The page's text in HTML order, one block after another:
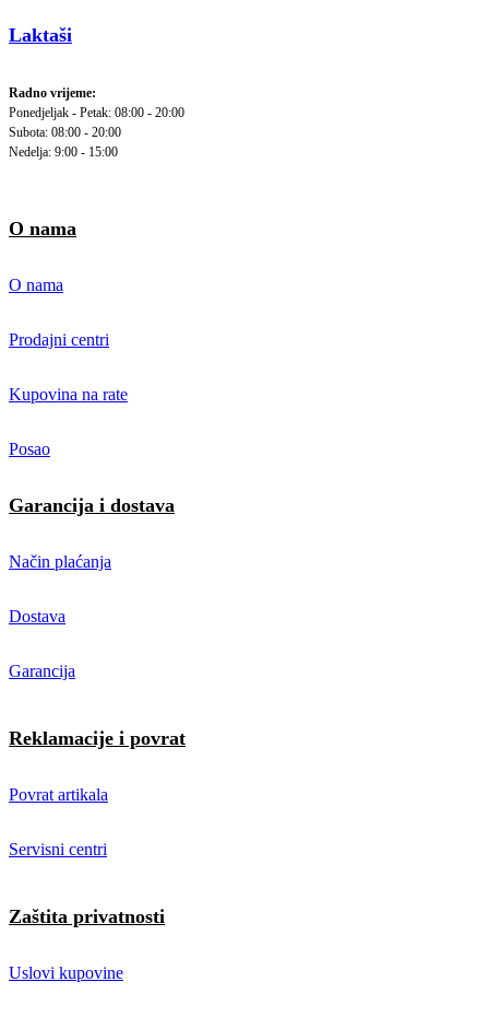
Laktaši
Radno vrijeme:
Ponedjeljak - Petak: 08:00 - 20:00
Subota: 08:00 - 20:00
Nedelja: 9:00 - 15:00
O nama
O nama
Prodajni centri
Kupovina na rate
Posao
Garancija i dostava
Način plaćanja
Dostava
Garancija
Reklamacije i povrat
Povrat artikala
Servisni centri
Zaštita privatnosti
Uslovi kupovine